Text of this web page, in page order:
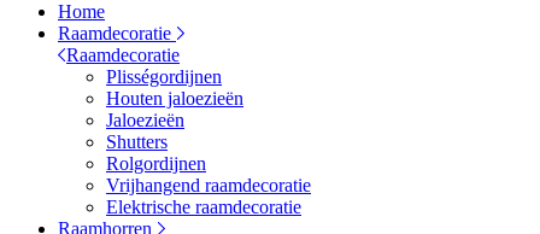
Home
Raamdecoratie
Raamdecoratie
Plisségordijnen
Houten jaloezieën
Jaloezieën
Shutters
Rolgordijnen
Vrijhangend raamdecoratie
Elektrische raamdecoratie
Raamhorren